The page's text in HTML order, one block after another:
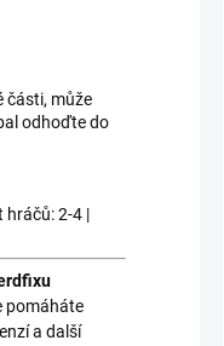
části, může
odhoďte do
hráčů: 2-4 |
pomáháte
a další